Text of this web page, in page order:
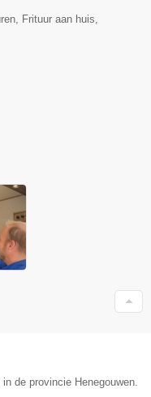
Frituur aan huis,
de provincie Henegouwen.